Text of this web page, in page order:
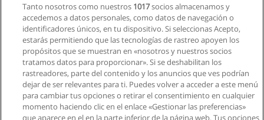
Solicita información
Diplomado - Gerencial para Cooperativas de
Ahorro y Crédito
Corporación Internacional de Educación Superior CIIDECO
Solicita información
Tanto nosotros como nuestros 1017socios almacenamos y
accedemos a datos personales, como datos de navegación o
identificadores únicos, en tu dispositivo. Si seleccionas Acepto,
estarás permitiendo que las tecnologías de rastreo apoyen los
propósitos que se muestran en «nosotros y nuestros socios
tratamos datos para proporcionar». Si se deshabilitan los
rastreadores, parte del contenido y los anuncios que ves podrían
dejar de ser relevantes para ti. Puedes volver a acceder a este menú
para cambiar tus opciones o retirar el consentimiento en cualquier
momento haciendo clic en el enlace «Gestionar las preferencias»
que aparece en el en la parte inferior de la página web. Tus opciones